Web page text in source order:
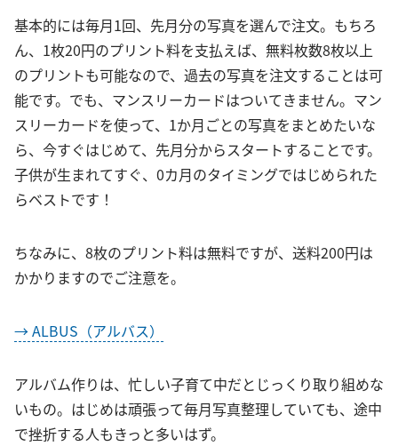
基本的には毎月1回、先月分の写真を選んで注文。もちろ
ん、1枚20円のプリント料を支払えば、無料枚数8枚以上
のプリントも可能なので、過去の写真を注文することは可
能です。でも、マンスリーカードはついてきません。マン
スリーカードを使って、1か月ごとの写真をまとめたいな
ら、今すぐはじめて、先月分からスタートすることです。
子供が生まれてすぐ、0カ月のタイミングではじめられた
らベストです！
ちなみに、8枚のプリント料は無料ですが、送料200円は
かかりますのでご注意を。
→ ALBUS（アルバス）
アルバム作りは、忙しい子育て中だとじっくり取り組めな
いもの。はじめは頑張って毎月写真整理していても、途中
で挫折する人もきっと多いはず。